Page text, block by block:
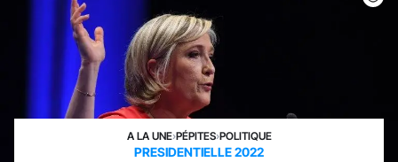
A LA UNE›PÉPITES›POLITIQUE
PRESIDENTIELLE 2022